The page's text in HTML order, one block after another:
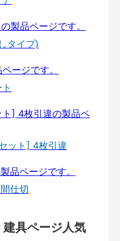
タイプ)
ット] 4枚引違
仕切
具ページ人気